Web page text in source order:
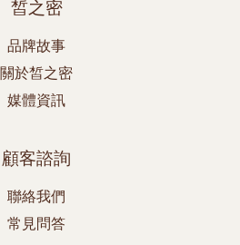
皙之密
品牌故事
關於皙之密
媒體資訊
顧客諮詢
聯絡我們
常見問答